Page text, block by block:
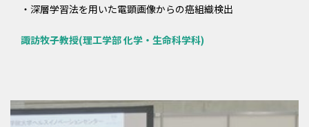
・深層学習法を用いた電顕画像からの癌組織検出
諏訪牧子教授(理工学部 化学・生命科学科)